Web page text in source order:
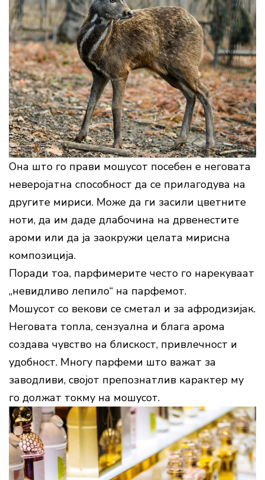
Она што го прави мошусот посебен е неговата
неверојатна способност да се прилагодува на
другите мириси. Може да ги засили цветните
ноти, да им даде длабочина на дрвенестите
ароми или да ја заокружи целата мирисна
композиција.
Поради тоа, парфимерите често го нарекуваат
„невидливо лепило“ на парфемот.
Мошусот со векови се сметал и за афродизијак.
Неговата топла, сензуална и блага арома
создава чувство на блискост, привлечност и
удобност. Многу парфеми што важат за
заводливи, својот препознатлив карактер му
го должат токму на мошусот.